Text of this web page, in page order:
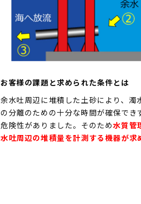
お客様の課題と求められた条件とは
余水吐周辺に堆積した土砂により、濁
の分離のための十分な時間が確保でき
危険性がありました。そのため水質管
水吐周辺の堆積量を計測する機器が求